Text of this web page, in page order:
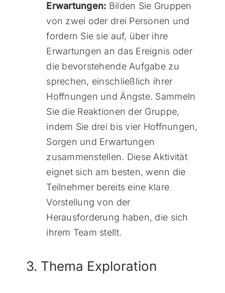
Erwartungen: Bilden Sie Gruppen
von zwei oder drei Personen und
fordern Sie sie auf, über ihre
Erwartungen an das Ereignis oder
die bevorstehende Aufgabe zu
sprechen, einschließlich ihrer
Hoffnungen und Ängste. Sammeln
Sie die Reaktionen der Gruppe,
indem Sie drei bis vier Hoffnungen,
Sorgen und Erwartungen
zusammenstellen. Diese Aktivität
eignet sich am besten, wenn die
Teilnehmer bereits eine klare
Vorstellung von der
Herausforderung haben, die sich
ihrem Team stellt.
3. Thema Exploration